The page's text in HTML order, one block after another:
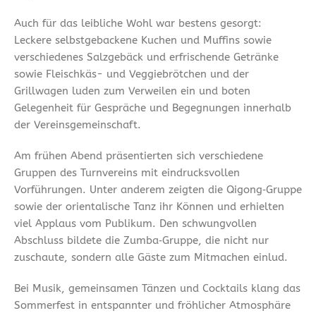
Auch für das leibliche Wohl war bestens gesorgt:
Leckere selbstgebackene Kuchen und Muffins sowie
verschiedenes Salzgebäck und erfrischende Getränke
sowie Fleischkäs- und Veggiebrötchen und der
Grillwagen luden zum Verweilen ein und boten
Gelegenheit für Gespräche und Begegnungen innerhalb
der Vereinsgemeinschaft.
Am frühen Abend präsentierten sich verschiedene
Gruppen des Turnvereins mit eindrucksvollen
Vorführungen. Unter anderem zeigten die Qigong‑Gruppe
sowie der orientalische Tanz ihr Können und erhielten
viel Applaus vom Publikum. Den schwungvollen
Abschluss bildete die Zumba‑Gruppe, die nicht nur
zuschaute, sondern alle Gäste zum Mitmachen einlud.
Bei Musik, gemeinsamen Tänzen und Cocktails klang das
Sommerfest in entspannter und fröhlicher Atmosphäre